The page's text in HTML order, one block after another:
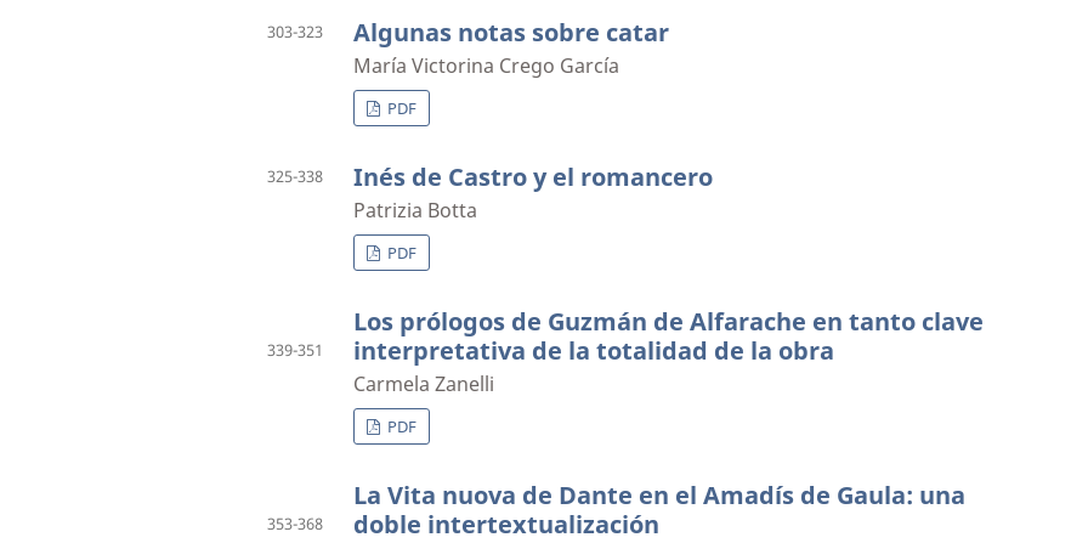
Algunas notas sobre catar
María Victorina Crego García
303-323
PDF
Inés de Castro y el romancero
Patrizia Botta
325-338
PDF
Los prólogos de Guzmán de Alfarache en tanto clave
interpretativa de la totalidad de la obra
Carmela Zanelli
339-351
PDF
La Vita nuova de Dante en el Amadís de Gaula: una
doble intertextualización
353-368